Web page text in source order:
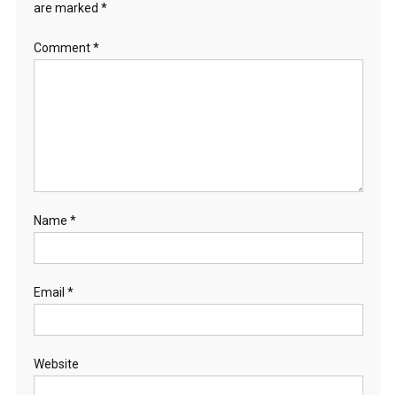
are marked *
Comment*
Name *
Email *
Website